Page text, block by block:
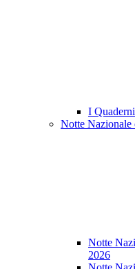
I
Notte
Notte
2026